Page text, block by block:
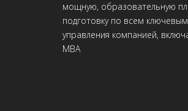
мощную, образовательную
подготовку по всем
управления компанией,
MBA